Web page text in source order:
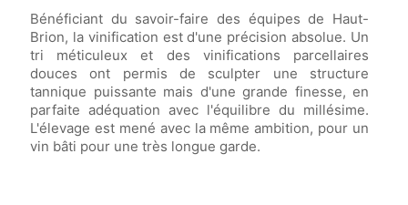
Bénéficiant du savoir-faire des équipes de Haut-
Brion, la vinification est d'une précision absolue. Un
tri méticuleux et des vinifications parcellaires
douces ont permis de sculpter une structure
tannique puissante mais d'une grande finesse, en
parfaite adéquation avec l'équilibre du millésime.
L'élevage est mené avec la même ambition, pour un
vin bâti pour une très longue garde.